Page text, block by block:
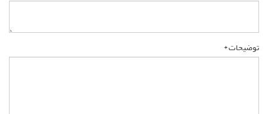
توضیحات *